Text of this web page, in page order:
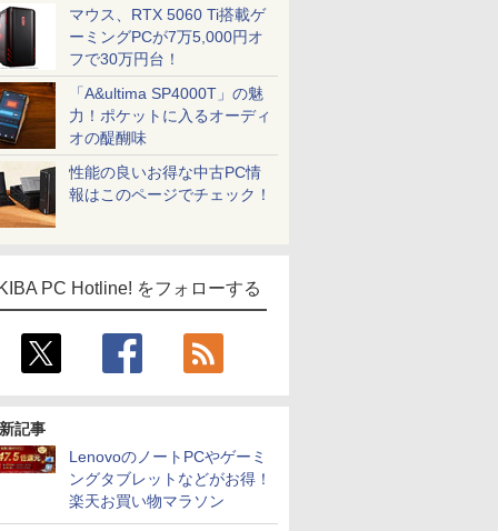
マウス、RTX 5060 Ti搭載ゲ
ーミングPCが7万5,000円オ
フで30万円台！
「A&ultima SP4000T」の魅
力！ポケットに入るオーディ
オの醍醐味
性能の良いお得な中古PC情
報はこのページでチェック！
PC Hotline! をフォローする
記事
LenovoのノートPCやゲーミ
ングタブレットなどがお得！
楽天お買い物マラソン